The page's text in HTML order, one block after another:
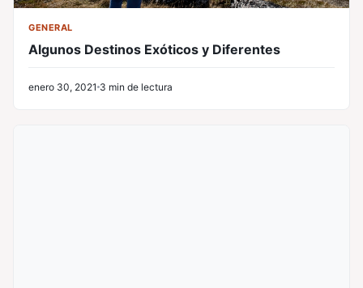
GENERAL
Algunos Destinos Exóticos y Diferentes
enero 30, 2021 3 min de lectura